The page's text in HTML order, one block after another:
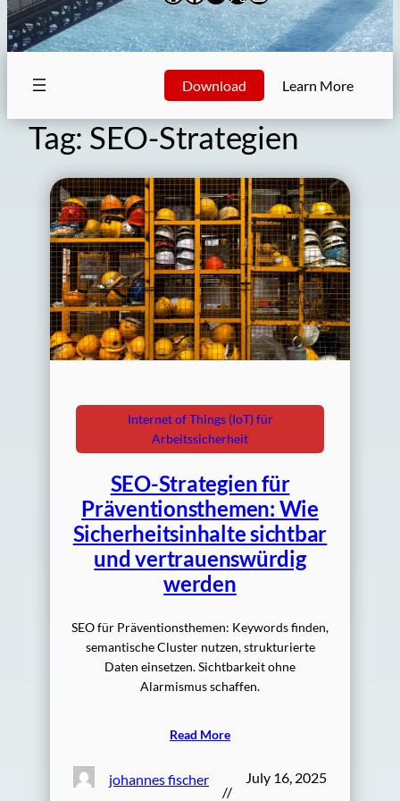
Download Learn More
Tag: SEO-Strategien
Internet of Things (IoT) für
Arbeitssicherheit
SEO-Strategien für
Präventionsthemen: Wie
Sicherheitsinhalte sichtbar
und vertrauenswürdig
werden
SEO für Präventionsthemen: Keywords finden,
semantische Cluster nutzen, strukturierte
Daten einsetzen. Sichtbarkeit ohne
Alarmismus schaffen.
Read More
johannes fischer
//
July 16, 2025